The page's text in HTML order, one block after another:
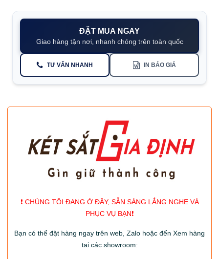
ĐẶT MUA NGAY
Giao hàng tận nơi, nhanh chóng trên toàn quốc
TƯ VẤN NHANH IN BÁO GIÁ
❗️ CHÚNG TÔI ĐANG Ở ĐÂY, SẴN SÀNG LẮNG NGHE VÀ
PHỤC VỤ BẠN❗️
Bạn có thể đặt hàng ngay trên web, Zalo hoặc đến Xem hàng
tại các showroom: